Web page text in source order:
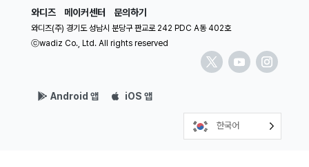
와디즈 메이커센터 문의하기
와디즈(주) 경기도 성남시 분당구 판교로 242 PDC A동 402호
ⓒwadiz Co., Ltd. All rights reserved
Android 앱 iOS 앱
한국어